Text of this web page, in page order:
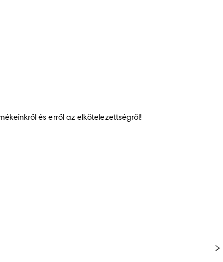
és erről az elkötelezettségről!